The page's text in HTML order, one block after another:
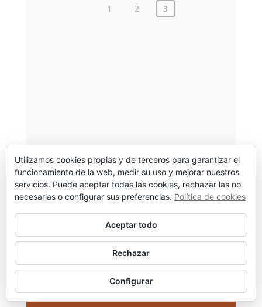
Paginación1 2 3
Utilizamos cookies propias y de terceros para garantizar el
funcionamiento de la web, medir su uso y mejorar nuestros
servicios. Puede aceptar todas las cookies, rechazar las no
necesarias o configurar sus preferencias. Política de cookies
Aceptar todo
Rechazar
Configurar